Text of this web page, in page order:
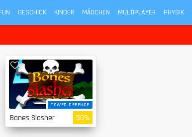
FUN GESCHICK KINDER MÄDCHEN MULTIPLAYER PHYSIK
TOWER DEFENSE
Bones Slasher 50%